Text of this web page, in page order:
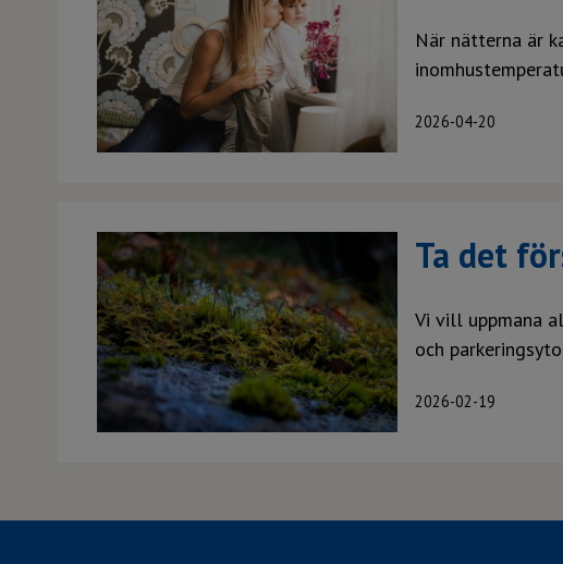
När nätterna är
2026-04-20
Ta det
Vi vill uppmana
och
2026-02-19